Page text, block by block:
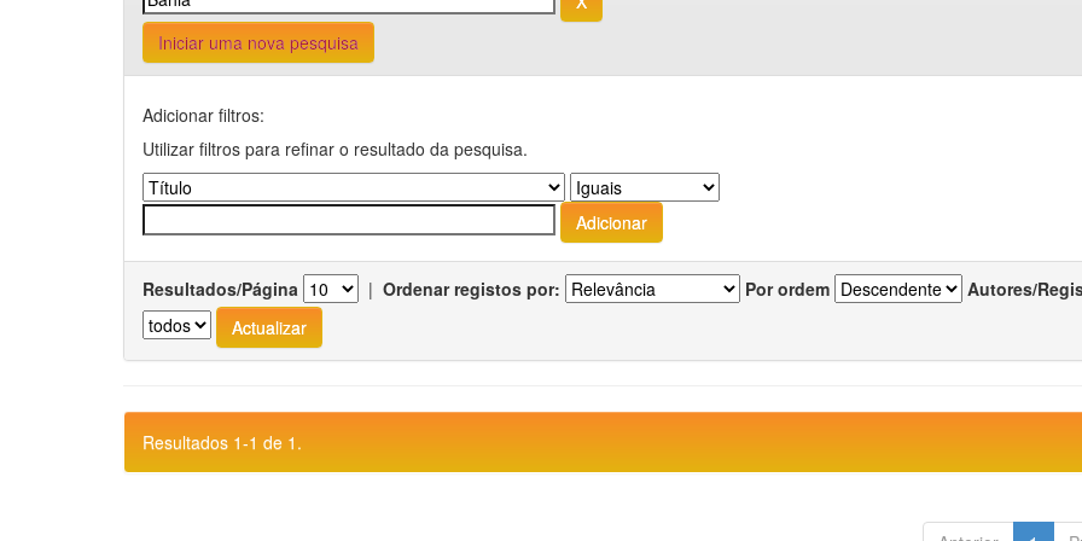
Iniciar uma nova pesquisa
Adicionar filtros:
Utilizar filtros para refinar o resultado da pesquisa.
Resultados/Página | Ordenar registos por: Por ordem Autores/
Resultados 1-1 de 1.